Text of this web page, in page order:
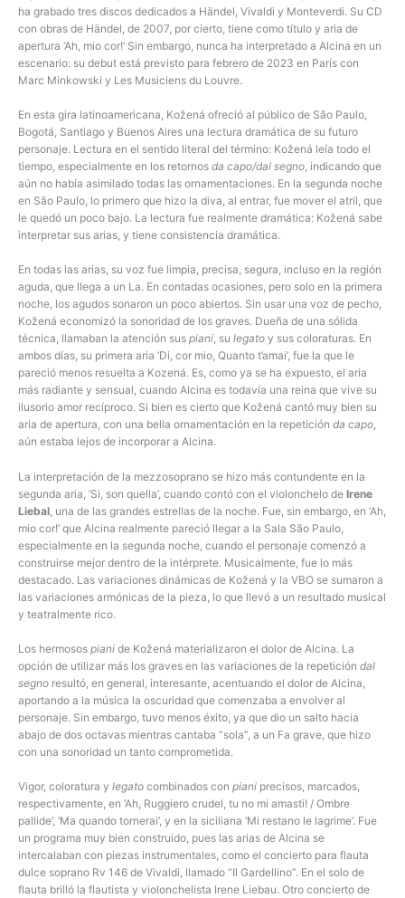
ha grabado tres discos dedicados a Händel, Vivaldi y Monteverdi. Su CD
con obras de Händel, de 2007, por cierto, tiene como título y aria de
apertura ‘Ah, mio cor!’ Sin embargo, nunca ha interpretado a Alcina en un
escenario: su debut está previsto para febrero de 2023 en París con
Marc Minkowski y Les Musiciens du Louvre.
En esta gira latinoamericana, Kožená ofreció al público de São Paulo,
Bogotá, Santiago y Buenos Aires una lectura dramática de su futuro
personaje. Lectura en el sentido literal del término: Kožená leía todo el
tiempo, especialmente en los retornos da capo/dal segno, indicando que
aún no había asimilado todas las ornamentaciones. En la segunda noche
en São Paulo, lo primero que hizo la diva, al entrar, fue mover el atril, que
le quedó un poco bajo. La lectura fue realmente dramática: Kožená sabe
interpretar sus arias, y tiene consistencia dramática.
En todas las arias, su voz fue limpia, precisa, segura, incluso en la región
aguda, que llega a un La. En contadas ocasiones, pero solo en la primera
noche, los agudos sonaron un poco abiertos. Sin usar una voz de pecho,
Kožená economizó la sonoridad de los graves. Dueña de una sólida
técnica, llamaban la atención sus piani, su legato y sus coloraturas. En
ambos días, su primera aria ‘Di, cor mio, Quanto t’amai’, fue la que le
pareció menos resuelta a Kozená. Es, como ya se ha expuesto, el aria
más radiante y sensual, cuando Alcina es todavía una reina que vive su
ilusorio amor recíproco. Si bien es cierto que Kožená cantó muy bien su
aria de apertura, con una bella ornamentación en la repetición da capo,
aún estaba lejos de incorporar a Alcina.
La interpretación de la mezzosoprano se hizo más contundente en la
segunda aria, ‘Si, son quella’, cuando contó con el violonchelo de Irene
Liebal , una de las grandes estrellas de la noche. Fue, sin embargo, en ‘Ah,
mio cor!’ que Alcina realmente pareció llegar a la Sala São Paulo,
especialmente en la segunda noche, cuando el personaje comenzó a
construirse mejor dentro de la intérprete. Musicalmente, fue lo más
destacado. Las variaciones dinámicas de Kožená y la VBO se sumaron a
las variaciones armónicas de la pieza, lo que llevó a un resultado musical
y teatralmente rico.
Los hermosos piani de Kožená materializaron el dolor de Alcina. La
opción de utilizar más los graves en las variaciones de la repetición dal
segno resultó, en general, interesante, acentuando el dolor de Alcina,
aportando a la música la oscuridad que comenzaba a envolver al
personaje. Sin embargo, tuvo menos éxito, ya que dio un salto hacia
abajo de dos octavas mientras cantaba “sola”, a un Fa grave, que hizo
con una sonoridad un tanto comprometida.
Vigor, coloratura y legato combinados con piani precisos, marcados,
respectivamente, en ‘Ah, Ruggiero crudel, tu no mi amasti! / Ombre
pallide’, ‘Ma quando tornerai’, y en la siciliana ‘Mi restano le lagrime’. Fue
un programa muy bien construido, pues las arias de Alcina se
intercalaban con piezas instrumentales, como el concierto para flauta
dulce soprano Rv 146 de Vivaldi, llamado “Il Gardellino”. En el solo de
flauta brilló la flautista y violonchelista Irene Liebau. Otro concierto de